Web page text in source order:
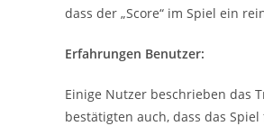
dass der „Score“ im Spiel ein
Erfahrungen Benutzer:
Einige Nutzer beschrieben das
bestätigten auch, dass das